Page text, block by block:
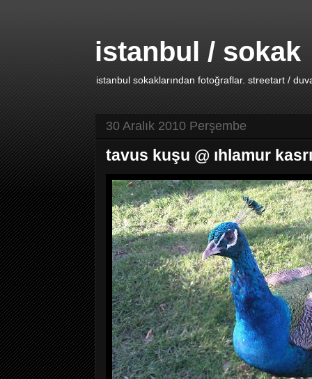
istanbul / sokak
istanbul sokaklarından fotoğraflar. streetart /
30 Aralık 2010 Perşembe
tavus kuşu @ ıhlamur kasrı